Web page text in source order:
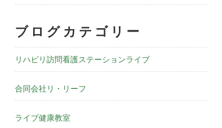
ブログカテゴリー
リハビリ訪問看護ステーションライブ
合同会社リ・リーフ
ライブ健康教室